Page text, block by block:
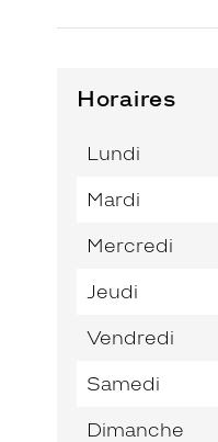
Horaires
Jour de
semaine
Horaires
Lundi
Mardi
Mercredi
Jeudi
Vendredi
Samedi
Dimanche
Jour de
semaine
Horaires